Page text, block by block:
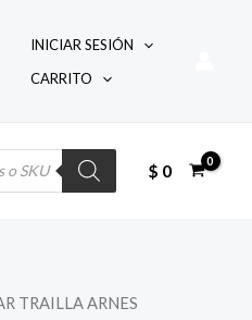
INICIAR SESIÓN
CARRITO
$ 0
TRAILLA ARNES